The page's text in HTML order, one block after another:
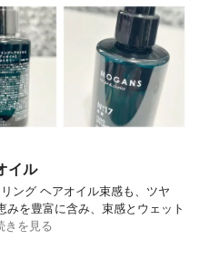
イル
ング ヘアオイル束感も、ツヤ
みを豊富に含み、束感とウェット
きを見る